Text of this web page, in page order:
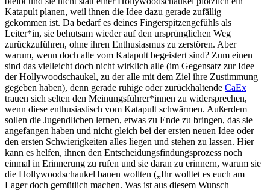
Katapult planen, weil ihnen die Idee dazu gerade zufällig
gekommen ist. Da bedarf es deines Fingerspitzengefühls als
Leiter*in, sie behutsam wieder auf den ursprünglichen Weg
zurückzuführen, ohne ihren Enthusiasmus zu zerstören. Aber
warum, wenn doch alle vom Katapult begeistert sind? Zum einen
sind das vielleicht doch nicht wirklich alle (im Gegensatz zur Idee
der Hollywoodschaukel, zu der alle mit dem Ziel ihre Zustimmung
gegeben haben), denn gerade ruhige oder zurückhaltende CaEx
trauen sich selten den Meinungsführer*innen zu widersprechen,
wenn diese enthusiastisch vom Katapult schwärmen. Außerdem
sollen die Jugendlichen lernen, etwas zu Ende zu bringen, das sie
angefangen haben und nicht gleich bei der ersten neuen Idee oder
den ersten Schwierigkeiten alles liegen und stehen zu lassen. Hier
kann es helfen, ihnen den Entscheidungsfindungsprozess noch
einmal in Erinnerung zu rufen und sie daran zu erinnern, warum sie
die Hollywoodschaukel bauen wollten („Ihr wolltet es euch am
Lager doch gemütlich machen. Was ist aus diesem Wunsch